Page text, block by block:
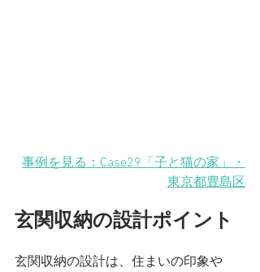
事例を見る：Case29「子と猫の家」・
東京都豊島区
玄関収納の設計ポイント
玄関収納の設計は、住まいの印象や